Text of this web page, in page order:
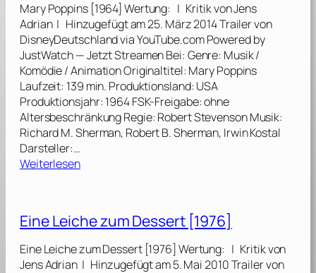
i
d
e
–
E
s
l
e
b
i
e
B
r
Mary Poppins [1964] Wertung: | Kritik von Jens
Adrian | Hinzugefügt am 25. März 2014 Trailer von
DisneyDeutschland via YouTube.com Powered by
JustWatch — Jetzt Streamen Bei: Genre: Musik /
Komödie / Animation Originaltitel: Mary Poppins
Laufzeit: 139 min. Produktionsland: USA
Produktionsjahr: 1964 FSK-Freigabe: ohne
Altersbeschränkung Regie: Robert Stevenson Musik:
Richard M. Sherman, Robert B. Sherman, Irwin Kostal
Darsteller:…
Weiterlesen:
y
o
Eine Leiche zum Dessert [1976]
Eine Leiche zum Dessert [1976] Wertung: | Kritik von
Jens Adrian | Hinzugefügt am 5. Mai 2010 Trailer von